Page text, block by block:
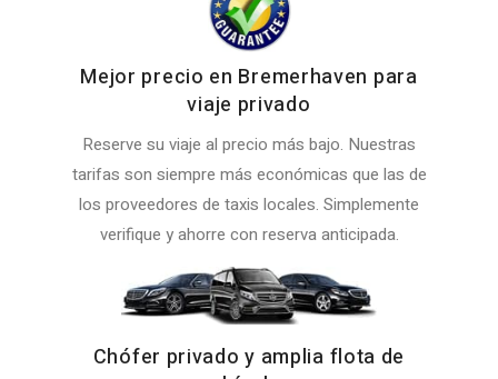
Mejor precio en Bremerhaven para
viaje privado
Reserve su viaje al precio más bajo. Nuestras
tarifas son siempre más económicas que las de
los proveedores de taxis locales. Simplemente
verifique y ahorre con reserva anticipada.
Chófer privado y amplia flota de